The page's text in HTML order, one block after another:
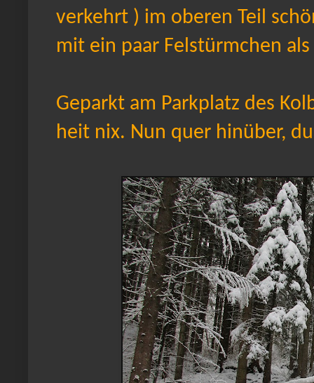
verkehrt ) im oberen Teil
mit ein paar Felstürmchen
Geparkt am Parkplatz des
heit nix. Nun quer hinüber,